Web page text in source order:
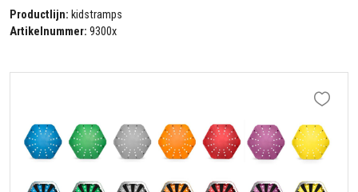
Productlijn: kidstramps
Artikelnummer: 9300x